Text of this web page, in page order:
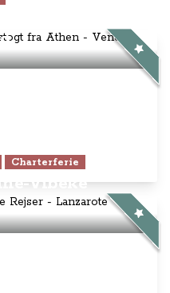
Charterferie
Vibeke